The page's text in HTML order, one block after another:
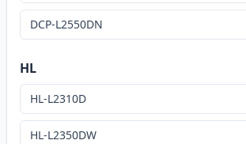
DCP-L2550DN
HL
HL-L2310D
HL-L2350DW